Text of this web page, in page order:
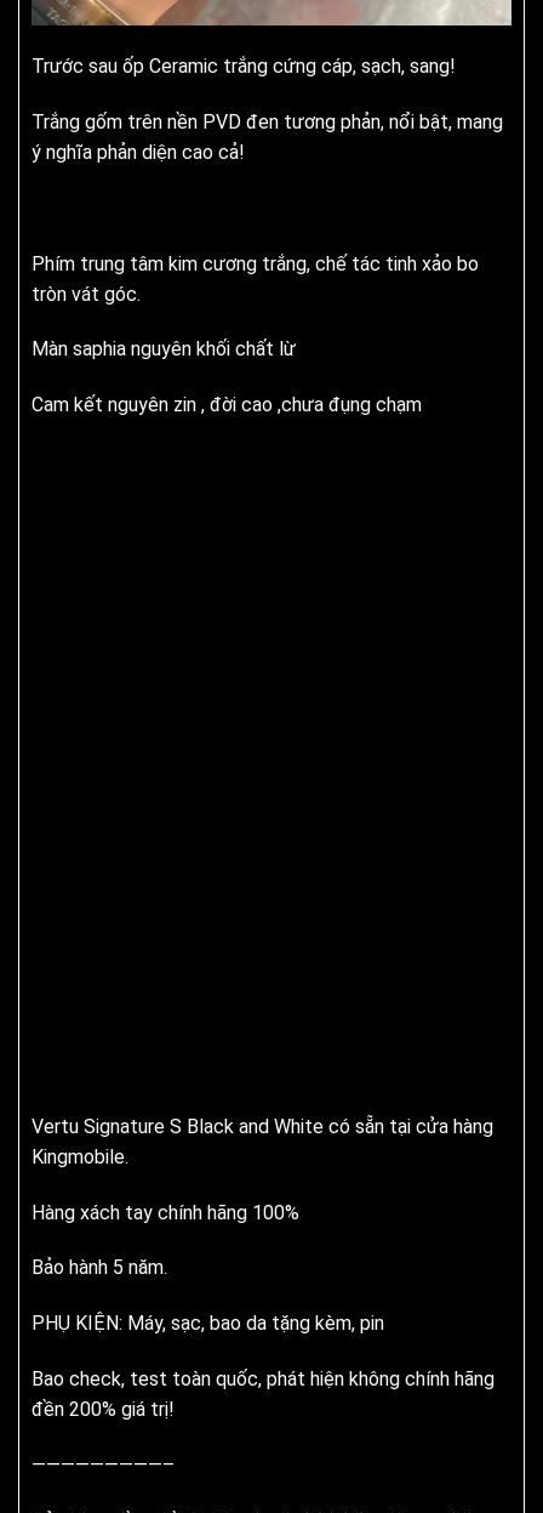
Trước sau ốp Ceramic trắng cứng cáp, sạch, sang!
Trắng gốm trên nền PVD đen tương phản, nổi bật, mang
ý nghĩa phản diện cao cả!
Phím trung tâm kim cương trắng, chế tác tinh xảo bo
tròn vát góc.
Màn saphia nguyên khối chất lừ
Cam kết nguyên zin , đời cao ,chưa đụng chạm
Vertu Signature S Black and White có sẵn tại cửa hàng
Kingmobile.
Hàng xách tay chính hãng 100%
Bảo hành 5 năm.
PHỤ KIỆN: Máy, sạc, bao da tặng kèm, pin
Bao check, test toàn quốc, phát hiện không chính hãng
đền 200% giá trị!
—————————–